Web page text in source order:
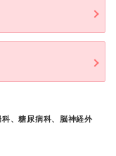
、糖尿病科、脳神経外